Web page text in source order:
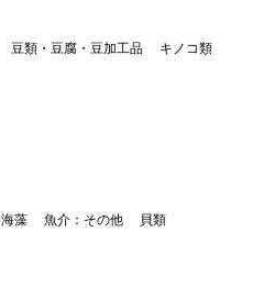
豆類・豆腐・豆加工品
キノコ類
海藻 魚介：その他 貝類